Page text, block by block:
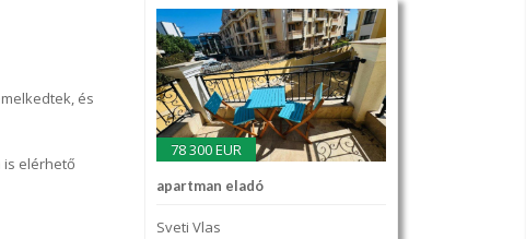
és
is elérhető
78 300 EUR
apartman eladó
Sveti Vlas